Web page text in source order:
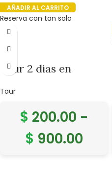
AÑADIR AL CARRITO
Reserva con tan solo
Tour 2 dias en
Sagrado
Tour
$ 200.00 -
$ 900.00